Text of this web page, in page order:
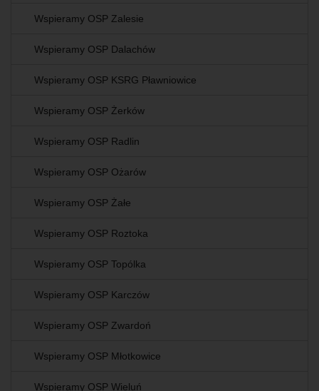
Wspieramy OSP Zalesie
Wspieramy OSP Dalachów
Wspieramy OSP KSRG Pławniowice
Wspieramy OSP Żerków
Wspieramy OSP Radlin
Wspieramy OSP Ożarów
Wspieramy OSP Żałe
Wspieramy OSP Roztoka
Wspieramy OSP Topólka
Wspieramy OSP Karczów
Wspieramy OSP Zwardoń
Wspieramy OSP Młotkowice
Wspieramy OSP Wieluń